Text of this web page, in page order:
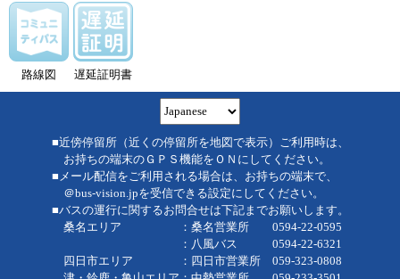
路線図 遅延証明書
■近傍停留所（近くの停留所を地図で表示）ご利用時は、
お持ちの端末のＧＰＳ機能をＯＮにしてください。
■メール配信をご利用される場合は、お持ちの端末で、
＠bus-vision.jpを受信できる設定にしてください。
■バスの運行に関するお問合せは下記までお願いします。
桑名エリア ：桑名営業所 0594-22-0595
：八風バス 0594-22-6321
四日市エリア ：四日市営業所 059-323-0808